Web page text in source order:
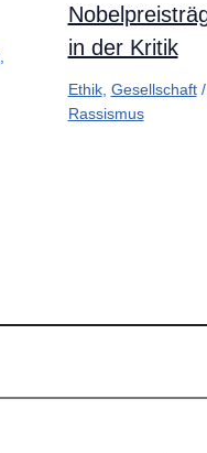
in der Kritik
Ethik, Gesellschaft/
Rassismus